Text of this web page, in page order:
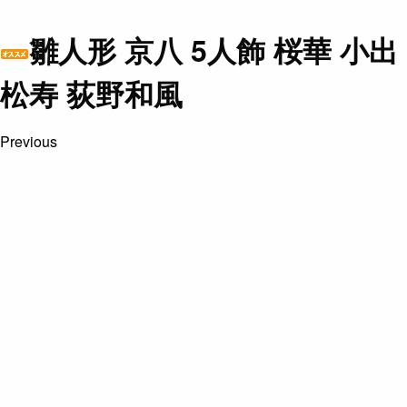
雛人形 京八 5人飾 桜華 小出
松寿 荻野和風
Previous